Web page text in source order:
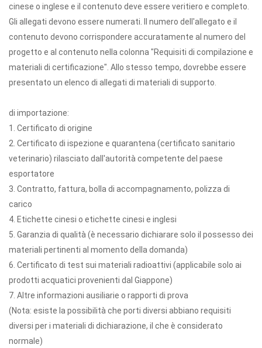
cinese o inglese e il contenuto deve essere veritiero e completo.
Gli allegati devono essere numerati. Il numero dell'allegato e il
contenuto devono corrispondere accuratamente al numero del
progetto e al contenuto nella colonna "Requisiti di compilazione e
materiali di certificazione". Allo stesso tempo, dovrebbe essere
presentato un elenco di allegati di materiali di supporto.
di importazione:
1. Certificato di origine
2. Certificato di ispezione e quarantena (certificato sanitario
veterinario) rilasciato dall'autorità competente del paese
esportatore
3. Contratto, fattura, bolla di accompagnamento, polizza di
carico
4. Etichette cinesi o etichette cinesi e inglesi
5. Garanzia di qualità (è necessario dichiarare solo il possesso dei
materiali pertinenti al momento della domanda)
6. Certificato di test sui materiali radioattivi (applicabile solo ai
prodotti acquatici provenienti dal Giappone)
7. Altre informazioni ausiliarie o rapporti di prova
(Nota: esiste la possibilità che porti diversi abbiano requisiti
diversi per i materiali di dichiarazione, il che è considerato
normale)